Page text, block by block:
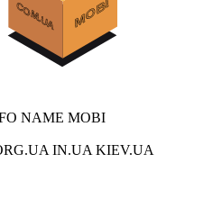
NAME MOBI
IN.UA KIEV.UA